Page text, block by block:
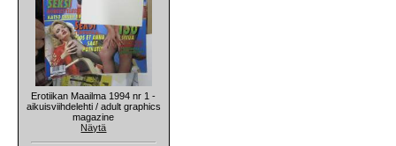
Erotiikan Maailma 1994 nr 1 -
aikuisviihdelehti / adult graphics
magazine
Näytä